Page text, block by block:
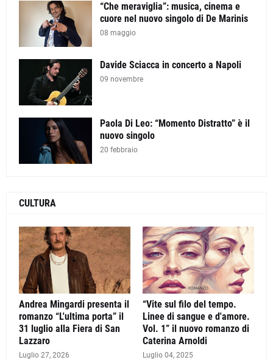
“Che meraviglia”: musica, cinema e
cuore nel nuovo singolo di De Marinis
08 maggio
Davide Sciacca in concerto a Napoli
09 novembre
Paola Di Leo: “Momento Distratto” è il
nuovo singolo
20 febbraio
CULTURA
Andrea Mingardi presenta il
romanzo “L'ultima porta” il
31 luglio alla Fiera di San
Lazzaro
Luglio 27, 2026
“Vite sul filo del tempo.
Linee di sangue e d'amore.
Vol. 1” il nuovo romanzo di
Caterina Arnoldi
Luglio 04, 2025